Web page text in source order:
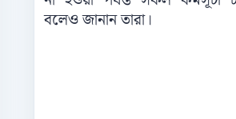
বলেও জানান তারা।